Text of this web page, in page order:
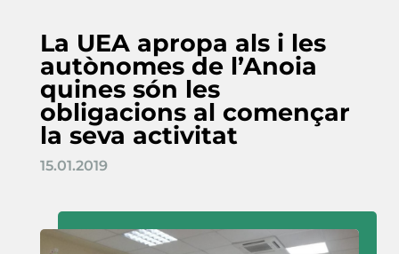
La UEA apropa als i les
autònomes de l’Anoia
quines són les
obligacions al començar
la seva activitat
15.01.2019